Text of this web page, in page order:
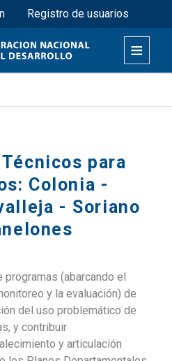
Pasar
al
contenido
principal
Registro de usuarios
para
Colonia -
- Soriano
(abarcando el
y la evaluación) de
del uso problemático de
y contribuir
y articulación